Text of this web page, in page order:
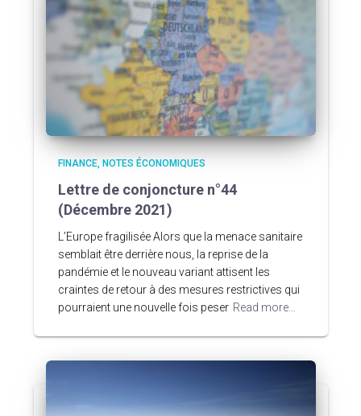
FINANCE NOTES ÉCONOMIQUES
Lettre de conjoncture n°44
(Décembre 2021)
L’Europe fragilisée Alors que la menace sanitaire
semblait être derrière nous, la reprise de la
pandémie et le nouveau variant attisent les
craintes de retour à des mesures restrictives qui
pourraient une nouvelle fois peser Read more…